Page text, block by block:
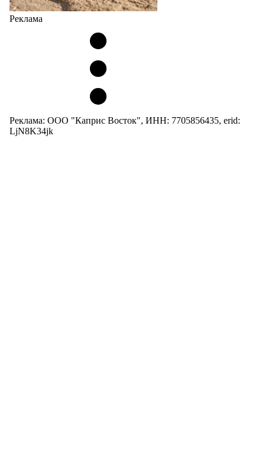
Реклама
Реклама: ООО "Каприс Восток", ИНН: 7705856435, erid:
LjN8K34jk